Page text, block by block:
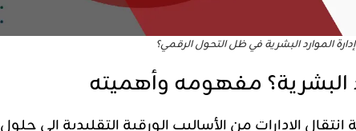
الموارد البشرية في ظل التحول الرقمي؟
البشرية؟ مفهومه وأهميته